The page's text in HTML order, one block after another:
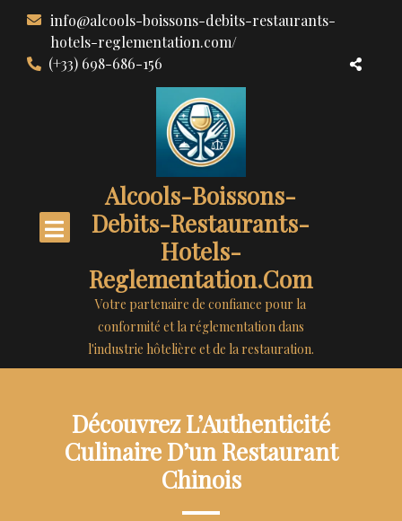
contenu
info@alcools-boissons-debits-restaurants-
hotels-reglementation.com/
(+33) 698-686-156
Alcools-Boissons-
Debits-Restaurants-
Hotels-
Reglementation.com
Votre partenaire de confiance pour la
conformité et la réglementation dans
l'industrie hôtelière et de la restauration.
Découvrez L’Authenticité
Culinaire D’un Restaurant
Chinois